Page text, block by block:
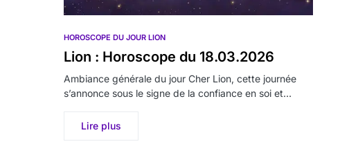
HOROSCOPE DU JOUR LION
Lion : Horoscope du 18.03.2026
Ambiance générale du jour Cher Lion, cette journée
s’annonce sous le signe de la confiance en soi et…
Lire plus